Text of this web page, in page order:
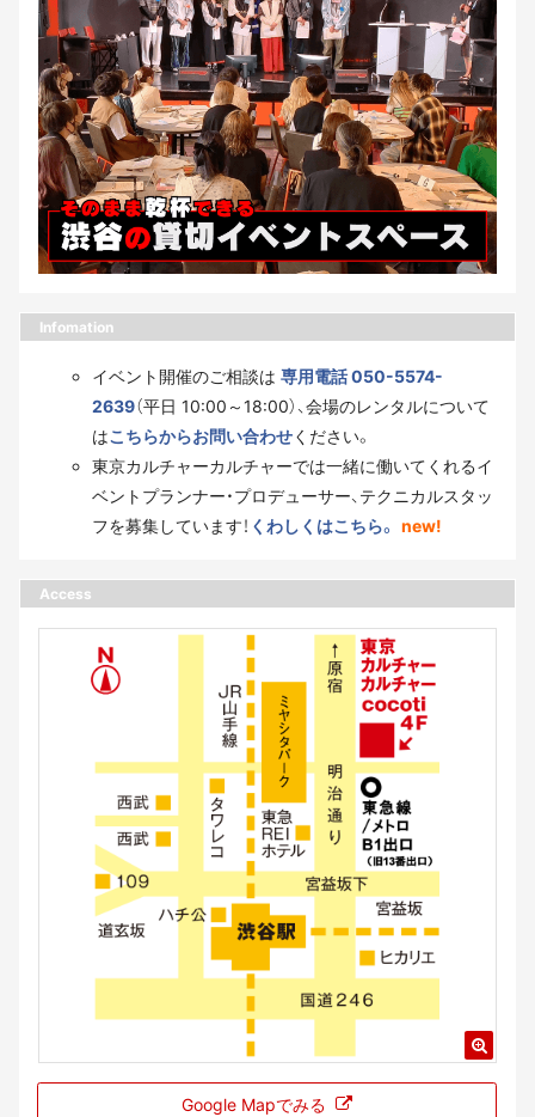
Infomation
イベント開催のご相談は 専用電話 050-5574-
2639（平日 10:00～18:00）、会場のレンタルについて
はこちらからお問い合わせください。
東京カルチャーカルチャーでは一緒に働いてくれるイ
ベントプランナー・プロデューサー、テクニカルスタッ
フを募集しています！ くわしくはこちら。 new!
Access
Google Mapでみる